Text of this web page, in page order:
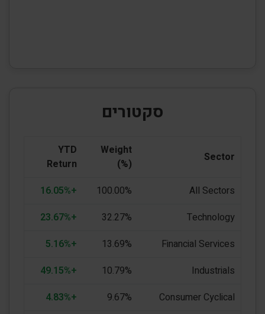
סקטורים
Sector
Weight
(%)
YTD
Return
All Sectors
100.00%
+16.05%
Technology
32.27%
+23.67%
Financial Services
13.69%
+5.16%
Industrials
10.79%
+49.15%
Consumer Cyclical
9.67%
+4.83%